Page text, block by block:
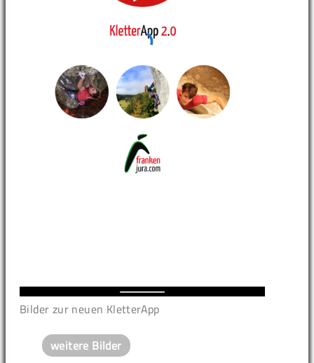
Bilder zur neuen KletterApp
weitere Bilder